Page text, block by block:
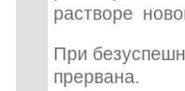
растворе
При
прервана.